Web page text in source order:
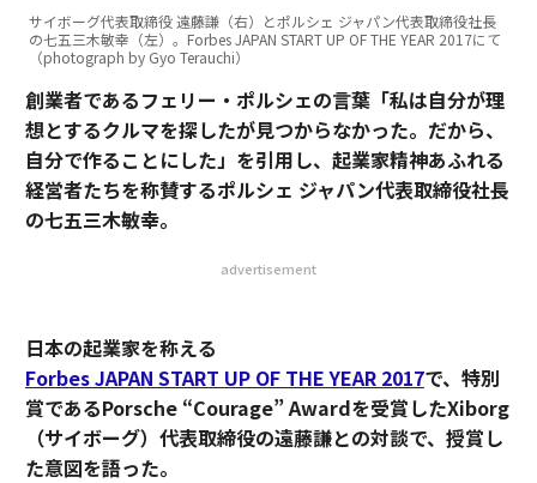
サイボーグ代表取締役 遠藤謙（右）とポルシェ ジャパン代表取締役社長
の七五三木敏幸（左）。Forbes JAPAN START UP OF THE YEAR 2017にて
（photograph by Gyo Terauchi）
創業者であるフェリー・ポルシェの言葉「私は自分が理
想とするクルマを探したが見つからなかった。だから、
自分で作ることにした」を引用し、起業家精神あふれる
経営者たちを称賛するポルシェ ジャパン代表取締役社長
の七五三木敏幸。
advertisement
日本の起業家を称える
Forbes JAPAN START UP OF THE YEAR 2017で、特別
賞であるPorsche “Courage” Awardを受賞したXiborg
（サイボーグ）代表取締役の遠藤謙との対談で、授賞し
た意図を語った。